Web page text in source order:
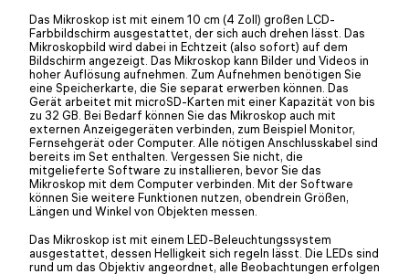
Das Mikroskop ist mit einem 10 cm (4 Zoll) großen LCD-
Farbbildschirm ausgestattet, der sich auch drehen lässt. Das
Mikroskopbild wird dabei in Echtzeit (also sofort) auf dem
Bildschirm angezeigt. Das Mikroskop kann Bilder und Videos in
hoher Auflösung aufnehmen. Zum Aufnehmen benötigen Sie
eine Speicherkarte, die Sie separat erwerben können. Das
Gerät arbeitet mit microSD-Karten mit einer Kapazität von bis
zu 32 GB. Bei Bedarf können Sie das Mikroskop auch mit
externen Anzeigegeräten verbinden, zum Beispiel Monitor,
Fernsehgerät oder Computer. Alle nötigen Anschlusskabel sind
bereits im Set enthalten. Vergessen Sie nicht, die
mitgelieferte Software zu installieren, bevor Sie das
Mikroskop mit dem Computer verbinden. Mit der Software
können Sie weitere Funktionen nutzen, obendrein Größen,
Längen und Winkel von Objekten messen.
Das Mikroskop ist mit einem LED-Beleuchtungssystem
ausgestattet, dessen Helligkeit sich regeln lässt. Die LEDs sind
rund um das Objektiv angeordnet, alle Beobachtungen erfolgen